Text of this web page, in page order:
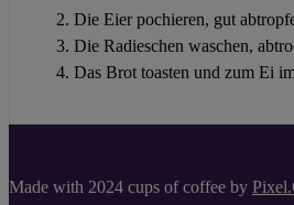
Die Eier pochieren, gut
Die Radieschen waschen,
Das Brot toasten und zum Ei
Made with 2024 cups of coffee by